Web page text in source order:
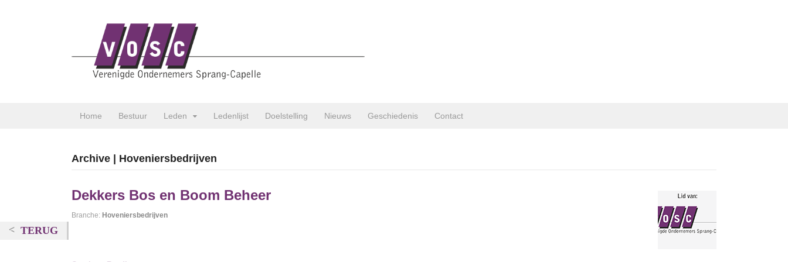
Home Bestuur Leden Ledenlijst Doelstelling Nieuws Geschiedenis Contact
Archive | Hoveniersbedrijven
Dekkers Bos en Boom Beheer
Branche: Hoveniersbedrijven
TERUG